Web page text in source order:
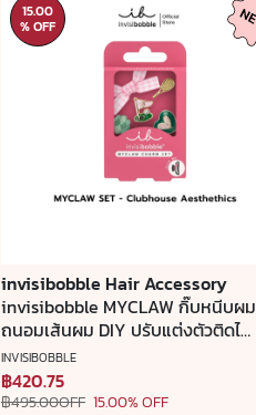
invisibobble Hair Accessory
invisibobble MYCLAW กิ๊บหนีบผม
ถนอมเส้นผม DIY ปรับแต่งตัวติดได้
ตามสไตล์ Clubhouse Aesthetics
INVISIBOBBLE
฿420.75
฿495.00OFF 15.00% OFF
15.00
% OFF